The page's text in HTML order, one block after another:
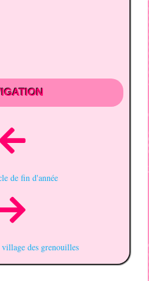
de fin d'année
des grenouilles